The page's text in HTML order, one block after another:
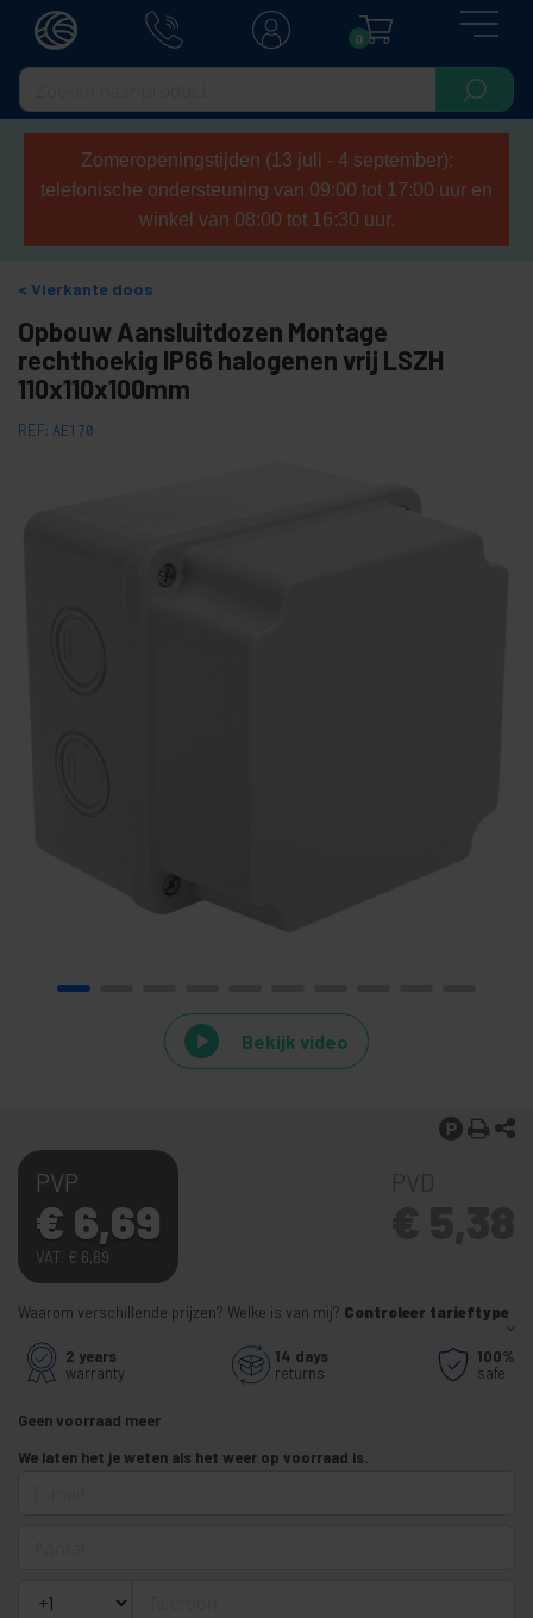
0
Zomeropeningstijden (13 juli - 4 september):
telefonische ondersteuning van 09:00 tot 17:00 uur en
winkel van 08:00 tot 16:30 uur.
Vierkante doos
Opbouw Aansluitdozen Montage
rechthoekig IP66 halogenen vrij LSZH
110x110x100mm
REF: AE170
Bekijk video
PVP
€ 6,69
VAT: € 6,69
Waarom verschillende prijzen? Welke is van mij? Controleer tarieftype
2 years
warranty
14 days
returns
100%
safe
Geen voorraad meer
We laten het je weten als het weer op voorraad is.